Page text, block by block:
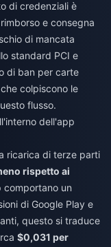
di credenziali è
e consegna
di mancata
standard PCI e
di ban per carte
colpiscono le
flusso.
dell'app
ricarica di terze parti
rispetto ai
un
di Google Play e
questo si traduce
$0,031 per